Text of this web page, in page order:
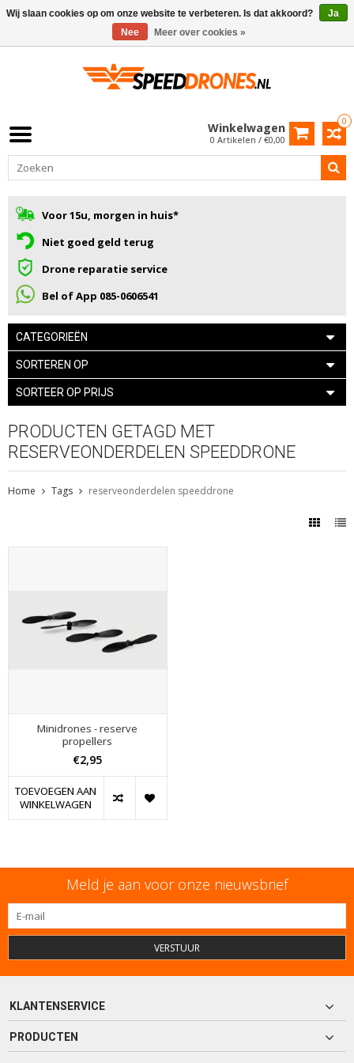
0
Winkelwagen
0 Artikelen / €0,00
Voor 15u, morgen in huis*
Niet goed geld terug
Drone reparatie service
Bel of App 085-0606541
CATEGORIEËN
SORTEREN OP
SORTEER OP PRIJS
PRODUCTEN GETAGD MET
RESERVEONDERDELEN SPEEDDRONE
Home Tags reserveonderdelen speeddrone
Minidrones - reserve
propellers
€2,95
TOEVOEGEN AAN
WINKELWAGEN
Meld je aan voor onze nieuwsbrief
VERSTUUR
KLANTENSERVICE
PRODUCTEN
Wij slaan cookies op om onze website te verbeteren. Is dat akkoord?
Ja
Nee
Meer over cookies »